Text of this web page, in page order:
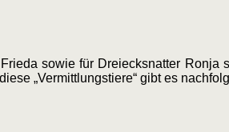
sowie für Dreiecksnatter Ronja
„Vermittlungstiere“ gibt es